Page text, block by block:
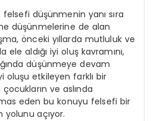
düşünmenin yanı sıra
düşünmelerine de alan
önceki yıllarda mutluluk ve
ele aldığı iyi oluş kavramını,
düşünmeye devam
oluşu etkileyen farklı bir
ve aslında
eden bu konuyu felsefi bir
yolunu açıyor.